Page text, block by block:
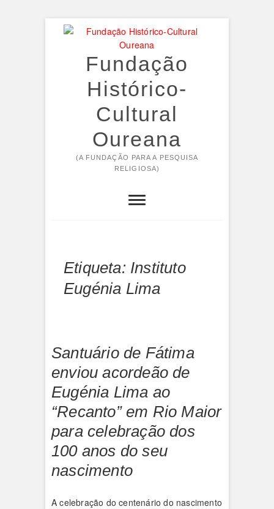
Fundação
Histórico-
Cultural
Oureana
(A FUNDAÇÃO PARA A PESQUISA
RELIGIOSA)
Etiqueta: Instituto
Eugénia Lima
Santuário de Fátima
enviou acordeão de
Eugénia Lima ao
“Recanto” em Rio Maior
para celebração dos
100 anos do seu
nascimento
A celebração do centenário do nascimento